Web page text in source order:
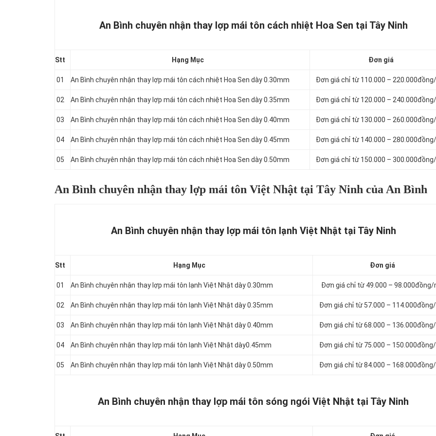
An Bình chuyên nhận thay lợp mái tôn cách nhiệt Hoa Sen tại Tây Ninh
Stt Hạng Mục Đơn giá
01 An Bình chuyên nhận thay lợp mái tôn cách nhiệt Hoa Sen dày 0.30mm Đơn giá chỉ từ 110.000 –
02 An Bình chuyên nhận thay lợp mái tôn cách nhiệt Hoa Sen dày 0.35mm Đơn giá chỉ từ 120.000 –
03 An Bình chuyên nhận thay lợp mái tôn cách nhiệt Hoa Sen dày 0.40mm Đơn giá chỉ từ 130.000 –
04 An Bình chuyên nhận thay lợp mái tôn cách nhiệt Hoa Sen dày 0.45mm Đơn giá chỉ từ 140.000 –
05 An Bình chuyên nhận thay lợp mái tôn cách nhiệt Hoa Sen dày 0.50mm Đơn giá chỉ từ 150.000 –
An Bình chuyên nhận thay lợp mái tôn Việt Nhật tại Tây Ninh của An Bình
An Bình chuyên nhận thay lợp mái tôn lạnh Việt Nhật tại Tây Ninh
Stt Hạng Mục Đơn giá
01 An Bình chuyên nhận thay lợp mái tôn lạnh Việt Nhật dày 0.30mm Đơn giá chỉ từ 49.000 – 98.000đồng/
02 An Bình chuyên nhận thay lợp mái tôn lạnh Việt Nhật dày 0.35mm Đơn giá chỉ từ 57.000 –
03 An Bình chuyên nhận thay lợp mái tôn lạnh Việt Nhật dày 0.40mm Đơn giá chỉ từ 68.000 –
04 An Bình chuyên nhận thay lợp mái tôn lạnh Việt Nhật dày0.45mm Đơn giá chỉ từ 75.000 –
05 An Bình chuyên nhận thay lợp mái tôn lạnh Việt Nhật dày 0.50mm Đơn giá chỉ từ 84.000 –
An Bình chuyên nhận thay lợp mái tôn sóng ngói Việt Nhật tại Tây Ninh